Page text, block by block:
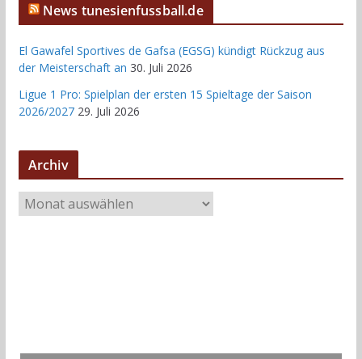
News tunesienfussball.de
El Gawafel Sportives de Gafsa (EGSG) kündigt Rückzug aus
der Meisterschaft an 30. Juli 2026
Ligue 1 Pro: Spielplan der ersten 15 Spieltage der Saison
2026/2027 29. Juli 2026
Archiv
r